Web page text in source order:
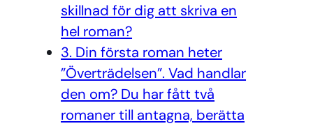
skillnad för dig att skriva en
hel roman?
3. Din första roman heter
”Överträdelsen”. Vad handlar
den om? Du har fått två
romaner till antagna, berätta